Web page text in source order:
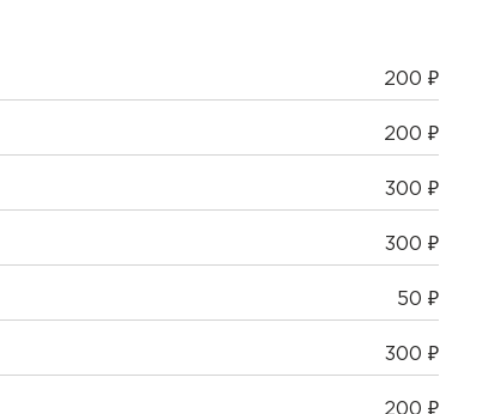
200 ₽
200 ₽
300 ₽
300 ₽
50 ₽
300 ₽
200 ₽